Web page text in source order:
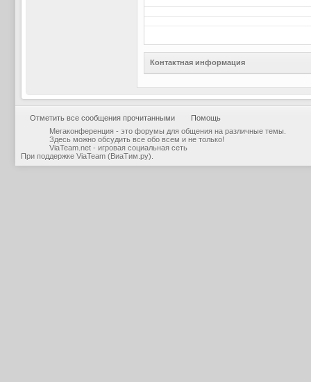
Контактная информация
Отметить все сообщения прочитанными
Помощь
Мегаконференция - это форумы для общения на различные темы.
Здесь можно обсудить все обо всем и не только!
ViaTeam.net - игровая социальная сеть
При поддержке ViaTeam (ВиаТим.ру)